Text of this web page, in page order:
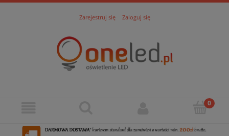
Zarejestruj się Zaloguj się